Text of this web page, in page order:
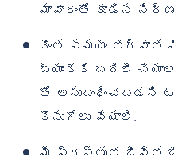
మాచారంతో కూడిన
కొంత సమయం తర్వాత
బ్యాంక్‌కి బదిలీ
తో అనుబంధించబడని
కొనుగోలు చేయాలి.
మీ ప్రస్తుత జీవిత